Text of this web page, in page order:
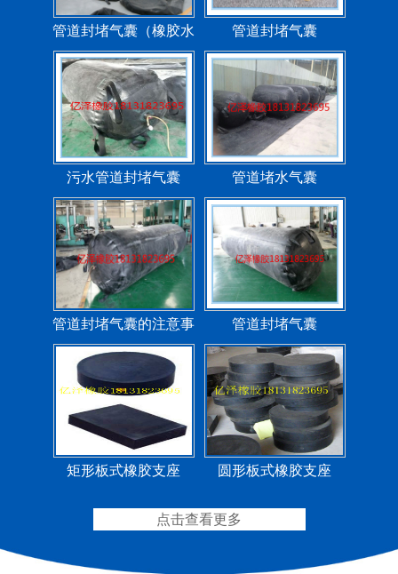
管道封堵气囊（橡胶水
堵）
管道封堵气囊
污水管道封堵气囊 管道堵水气囊
管道封堵气囊的注意事
项
管道封堵气囊
矩形板式橡胶支座 圆形板式橡胶支座
点击查看更多